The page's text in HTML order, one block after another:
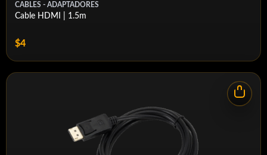
CABLES - ADAPTADORES
Cable HDMI | 1.5m
$4